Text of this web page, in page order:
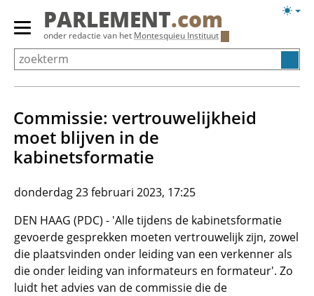
Overslaan
Primair
menu
tonen/verbergen
PARLEMENT.com
onder redactie van het Montesquieu Instituut
Commissie: vertrouwelijkheid
moet blijven in de
kabinetsformatie
donderdag 23 februari 2023, 17:25
DEN HAAG (PDC) - 'Alle tijdens de kabinetsformatie
gevoerde gesprekken moeten vertrouwelijk zijn, zowel
die plaatsvinden onder leiding van een verkenner als
die onder leiding van informateurs en formateur'. Zo
luidt het advies van de commissie die de